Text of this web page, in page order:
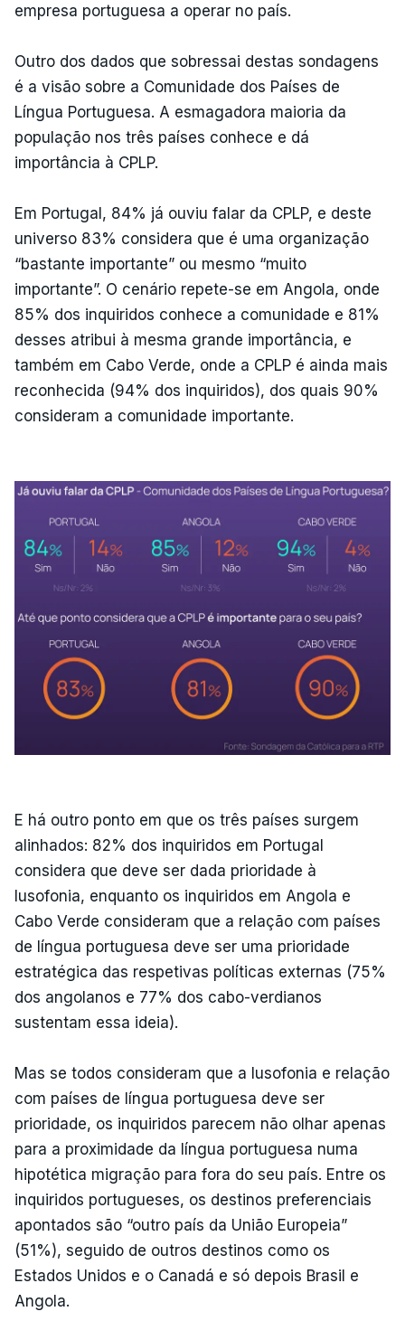
empresa portuguesa a operar no país.
Outro dos dados que sobressai destas sondagens
é a visão sobre a Comunidade dos Países de
Língua Portuguesa. A esmagadora maioria da
população nos três países conhece e dá
importância à CPLP.
Em Portugal, 84% já ouviu falar da CPLP, e deste
universo 83% considera que é uma organização
“bastante importante” ou mesmo “muito
importante”. O cenário repete-se em Angola, onde
85% dos inquiridos conhece a comunidade e 81%
desses atribui à mesma grande importância, e
também em Cabo Verde, onde a CPLP é ainda mais
reconhecida (94% dos inquiridos), dos quais 90%
consideram a comunidade importante.
E há outro ponto em que os três países surgem
alinhados: 82% dos inquiridos em Portugal
considera que deve ser dada prioridade à
lusofonia, enquanto os inquiridos em Angola e
Cabo Verde consideram que a relação com países
de língua portuguesa deve ser uma prioridade
estratégica das respetivas políticas externas (75%
dos angolanos e 77% dos cabo-verdianos
sustentam essa ideia).
Mas se todos consideram que a lusofonia e relação
com países de língua portuguesa deve ser
prioridade, os inquiridos parecem não olhar apenas
para a proximidade da língua portuguesa numa
hipotética migração para fora do seu país. Entre os
inquiridos portugueses, os destinos preferenciais
apontados são “outro país da União Europeia”
(51%), seguido de outros destinos como os
Estados Unidos e o Canadá e só depois Brasil e
Angola.